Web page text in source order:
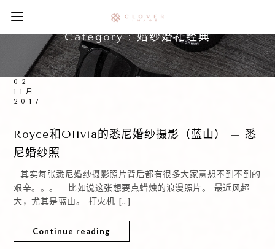
Category :婚纱婚礼经典
02
11月
2017
Royce和Olivia的悉尼婚纱摄影（蓝山） – 悉
尼婚纱照
其实每张悉尼婚纱摄影照片背后都有很多大家意想不到不到的
艰辛。。。 比如说这张想要点蜡烛的浪漫照片。 最近风超
大，尤其是蓝山。 打火机 […]
Continue reading